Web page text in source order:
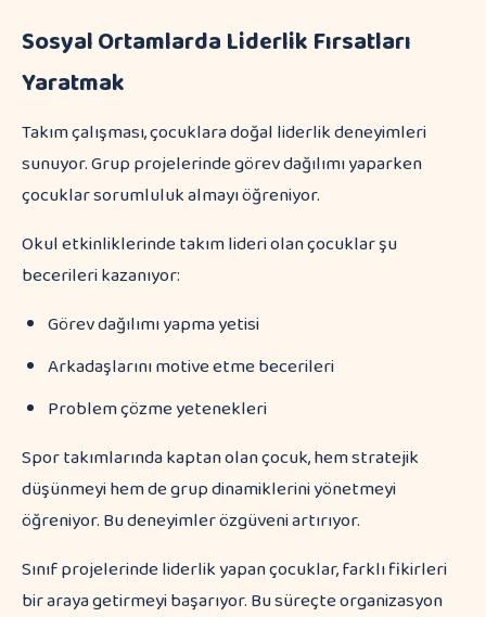
Sosyal Ortamlarda Liderlik Fırsatları
Yaratmak
Takım çalışması, çocuklara doğal liderlik deneyimleri
sunuyor. Grup projelerinde görev dağılımı yaparken
çocuklar sorumluluk almayı öğreniyor.
Okul etkinliklerinde takım lideri olan çocuklar şu
becerileri kazanıyor:
Görev dağılımı yapma yetisi
Arkadaşlarını motive etme becerileri
Problem çözme yetenekleri
Spor takımlarında kaptan olan çocuk, hem stratejik
düşünmeyi hem de grup dinamiklerini yönetmeyi
öğreniyor. Bu deneyimler özgüveni artırıyor.
Sınıf projelerinde liderlik yapan çocuklar, farklı fikirleri
bir araya getirmeyi başarıyor. Bu süreçte organizasyon